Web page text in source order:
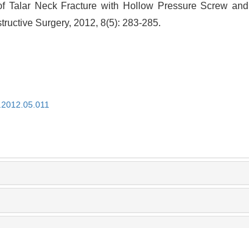
Talar Neck Fracture with Hollow Pressure Screw and
Surgery, 2012, 8(5): 283-285.